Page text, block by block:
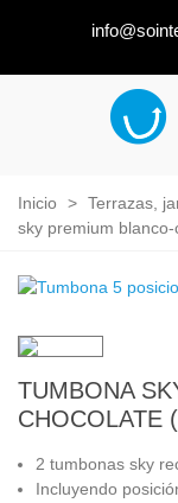
Inicio > Terrazas,
sky premium
TUMBONA
CHOCOLATE
2 tumbonas sky
Incluyendo